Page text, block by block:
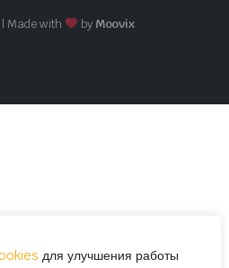
для улучшения работы
Made with by Moovix.